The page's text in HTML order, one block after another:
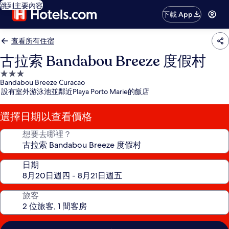
跳到主要內容
下載 App
查看所有住宿
古拉索 Bandabou Breeze 度假村
3.0
星
級
住
宿
Bandabou Breeze Curacao
設有室外游泳池並鄰近Playa Porto Marie的飯店
選擇日期以查看價格
想要去哪裡？
日期
旅客